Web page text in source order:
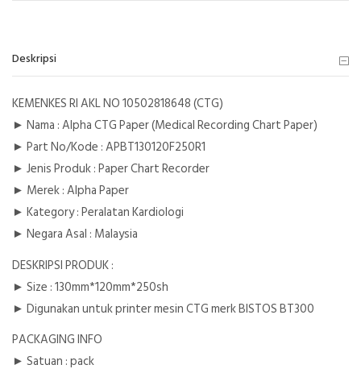
Deskripsi
KEMENKES RI AKL NO 10502818648 (CTG)
► Nama : Alpha CTG Paper (Medical Recording Chart Paper)
► Part No/Kode : APBT130120F250R1
► Jenis Produk : Paper Chart Recorder
► Merek : Alpha Paper
► Kategory : Peralatan Kardiologi
► Negara Asal : Malaysia
DESKRIPSI PRODUK :
► Size : 130mm*120mm*250sh
► Digunakan untuk printer mesin CTG merk BISTOS BT300
PACKAGING INFO
► Satuan : pack